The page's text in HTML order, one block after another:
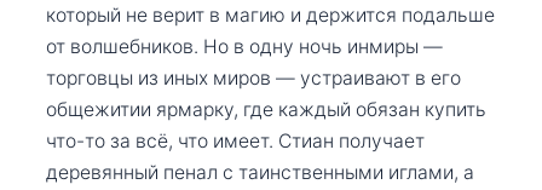
который не верит в магию и держится подальше
от волшебников. Но в одну ночь инмиры —
торговцы из иных миров — устраивают в его
общежитии ярмарку, где каждый обязан купить
что-то за всё, что имеет. Стиан получает
деревянный пенал с таинственными иглами, а